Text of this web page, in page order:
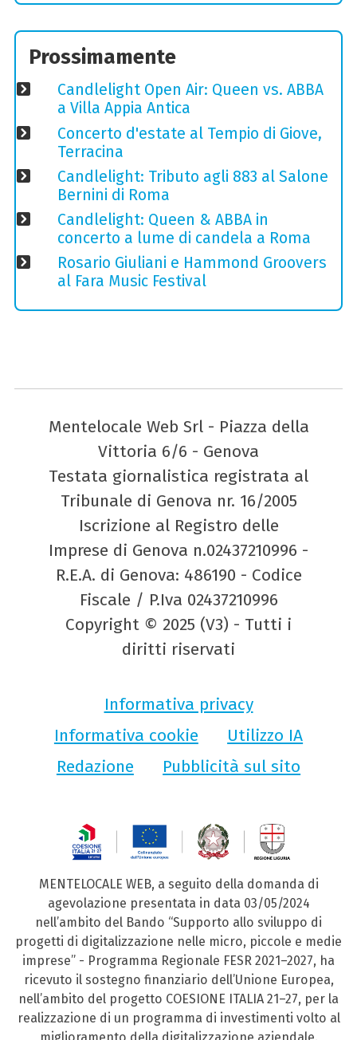
Prossimamente
Candlelight Open Air: Queen vs. ABBA
a Villa Appia Antica
Concerto d'estate al Tempio di Giove,
Terracina
Candlelight: Tributo agli 883 al Salone
Bernini di Roma
Candlelight: Queen & ABBA in
concerto a lume di candela a Roma
Rosario Giuliani e Hammond Groovers
al Fara Music Festival
Mentelocale Web Srl - Piazza della
Vittoria 6/6 - Genova
Testata giornalistica registrata al
Tribunale di Genova nr. 16/2005
Iscrizione al Registro delle
Imprese di Genova n.02437210996 -
R.E.A. di Genova: 486190 - Codice
Fiscale / P.Iva 02437210996
Copyright © 2025 (V3) - Tutti i
diritti riservati
Informativa privacy
Informativa cookie
Utilizzo IA
Redazione
Pubblicità sul sito
MENTELOCALE WEB, a seguito della domanda di
agevolazione presentata in data 03/05/2024
nell’ambito del Bando “Supporto allo sviluppo di
progetti di digitalizzazione nelle micro, piccole e medie
imprese” - Programma Regionale FESR 2021–2027, ha
ricevuto il sostegno finanziario dell’Unione Europea,
nell’ambito del progetto COESIONE ITALIA 21–27, per la
realizzazione di un programma di investimenti volto al